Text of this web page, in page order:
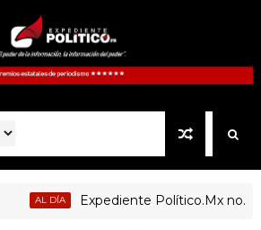
AL DÍA Expediente Político.Mx no. 1125